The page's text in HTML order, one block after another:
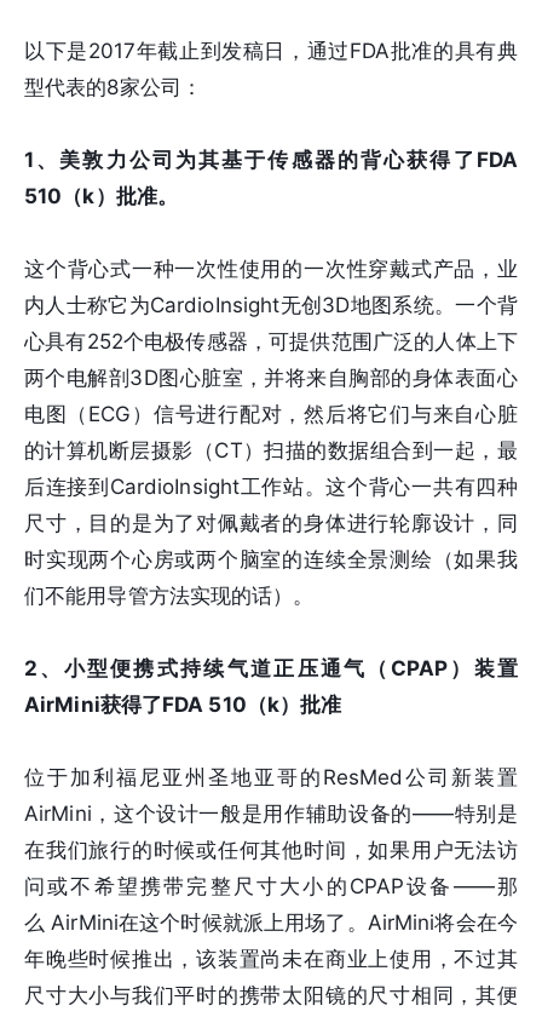
以下是2017年截止到发稿日，通过FDA批准的具有典
型代表的8家公司：
1、美敦力公司为其基于传感器的背心获得了FDA
510（k）批准。
这个背心式一种一次性使用的一次性穿戴式产品，业
内人士称它为CardioInsight无创3D地图系统。一个背
心具有252个电极传感器，可提供范围广泛的人体上下
两个电解剖3D图心脏室，并将来自胸部的身体表面心
电图（ECG）信号进行配对，然后将它们与来自心脏
的计算机断层摄影（CT）扫描的数据组合到一起，最
后连接到CardioInsight工作站。这个背心一共有四种
尺寸，目的是为了对佩戴者的身体进行轮廓设计，同
时实现两个心房或两个脑室的连续全景测绘（如果我
们不能用导管方法实现的话）。
2、小型便携式持续气道正压通气（CPAP）装置
AirMini获得了FDA 510（k）批准
位于加利福尼亚州圣地亚哥的ResMed公司新装置
AirMini，这个设计一般是用作辅助设备的——特别是
在我们旅行的时候或任何其他时间，如果用户无法访
问或不希望携带完整尺寸大小的CPAP设备——那
么 AirMini在这个时候就派上用场了。AirMini将会在今
年晚些时候推出，该装置尚未在商业上使用，不过其
尺寸大小与我们平时的携带太阳镜的尺寸相同，其便